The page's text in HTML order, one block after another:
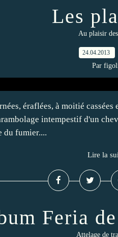
Les
Au plaisir
24.04.2013
Par
éraflées, à moitié
intempestif d'un
du fumier....
Lire la
Feria
Attelage de